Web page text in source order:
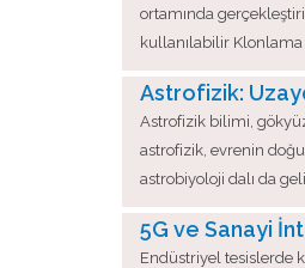
ortamında
kullanılabilir Klonlama
Astrofizik:
Astrofizik bilimi,
astrofizik, evrenin
astrobiyoloji dalı da
5G ve Sanayi
Endüstriyel tesislerde